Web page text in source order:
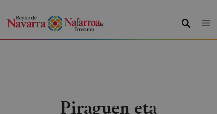
BILATU
Piraguen eta